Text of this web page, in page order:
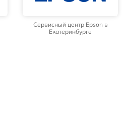
Сервисный центр Epson в
Екатеринбурге